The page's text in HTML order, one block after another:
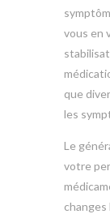
vous en
que
les
Le
votre
changes